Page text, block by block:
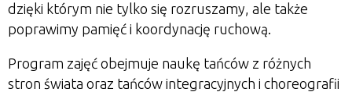
dzięki którym nie tylko się rozruszamy, ale także
poprawimy pamięć i koordynację ruchową.
Program zajęć obejmuje naukę tańców z różnych
stron świata oraz tańców integracyjnych i choreografii